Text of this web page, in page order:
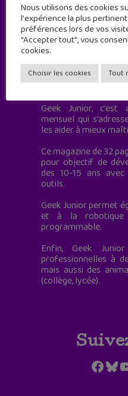
Geek Junior est le
à destination des
Geek Junior,
mensuel qui
les aider à mieux
Ce magazine de 32
pour objectif de
des 10-15 ans
outils.
Geek Junior permet
et à la robotique
programmable.
Enfin, Geek
professionnelles à
mais aussi des
(collège, lycée).
Nous utilisons des cookies
l'expérience la plus
préférences lors de vos
"Accepter tout", vous
cookies.
Choisir les cookies Tout